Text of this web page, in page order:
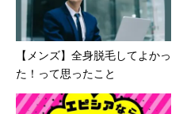
【メンズ】全身脱毛してよかっ
た！って思ったこと